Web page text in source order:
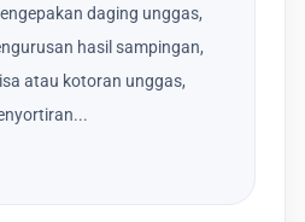
daging unggas,
hasil sampingan,
atau kotoran unggas,